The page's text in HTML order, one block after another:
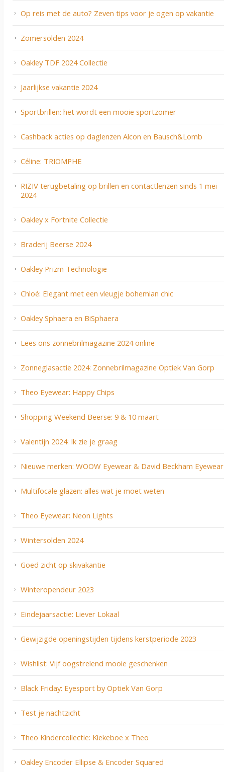
Op reis met de auto? Zeven tips voor je ogen op vakantie
Zomersolden 2024
Oakley TDF 2024 Collectie
Jaarlijkse vakantie 2024
Sportbrillen: het wordt een mooie sportzomer
Cashback acties op daglenzen Alcon en Bausch&Lomb
Céline: TRIOMPHE
RIZIV terugbetaling op brillen en contactlenzen sinds 1 mei
2024
Oakley x Fortnite Collectie
Braderij Beerse 2024
Oakley Prizm Technologie
Chloé: Elegant met een vleugje bohemian chic
Oakley Sphaera en BiSphaera
Lees ons zonnebrilmagazine 2024 online
Zonneglasactie 2024: Zonnebrilmagazine Optiek Van Gorp
Theo Eyewear: Happy Chips
Shopping Weekend Beerse: 9 & 10 maart
Valentijn 2024: Ik zie je graag
Nieuwe merken: WOOW Eyewear & David Beckham Eyewear
Multifocale glazen: alles wat je moet weten
Theo Eyewear: Neon Lights
Wintersolden 2024
Goed zicht op skivakantie
Winteropendeur 2023
Eindejaarsactie: Liever Lokaal
Gewijzigde openingstijden tijdens kerstperiode 2023
Wishlist: Vijf oogstrelend mooie geschenken
Black Friday: Eyesport by Optiek Van Gorp
Test je nachtzicht
Theo Kindercollectie: Kiekeboe x Theo
Oakley Encoder Ellipse & Encoder Squared